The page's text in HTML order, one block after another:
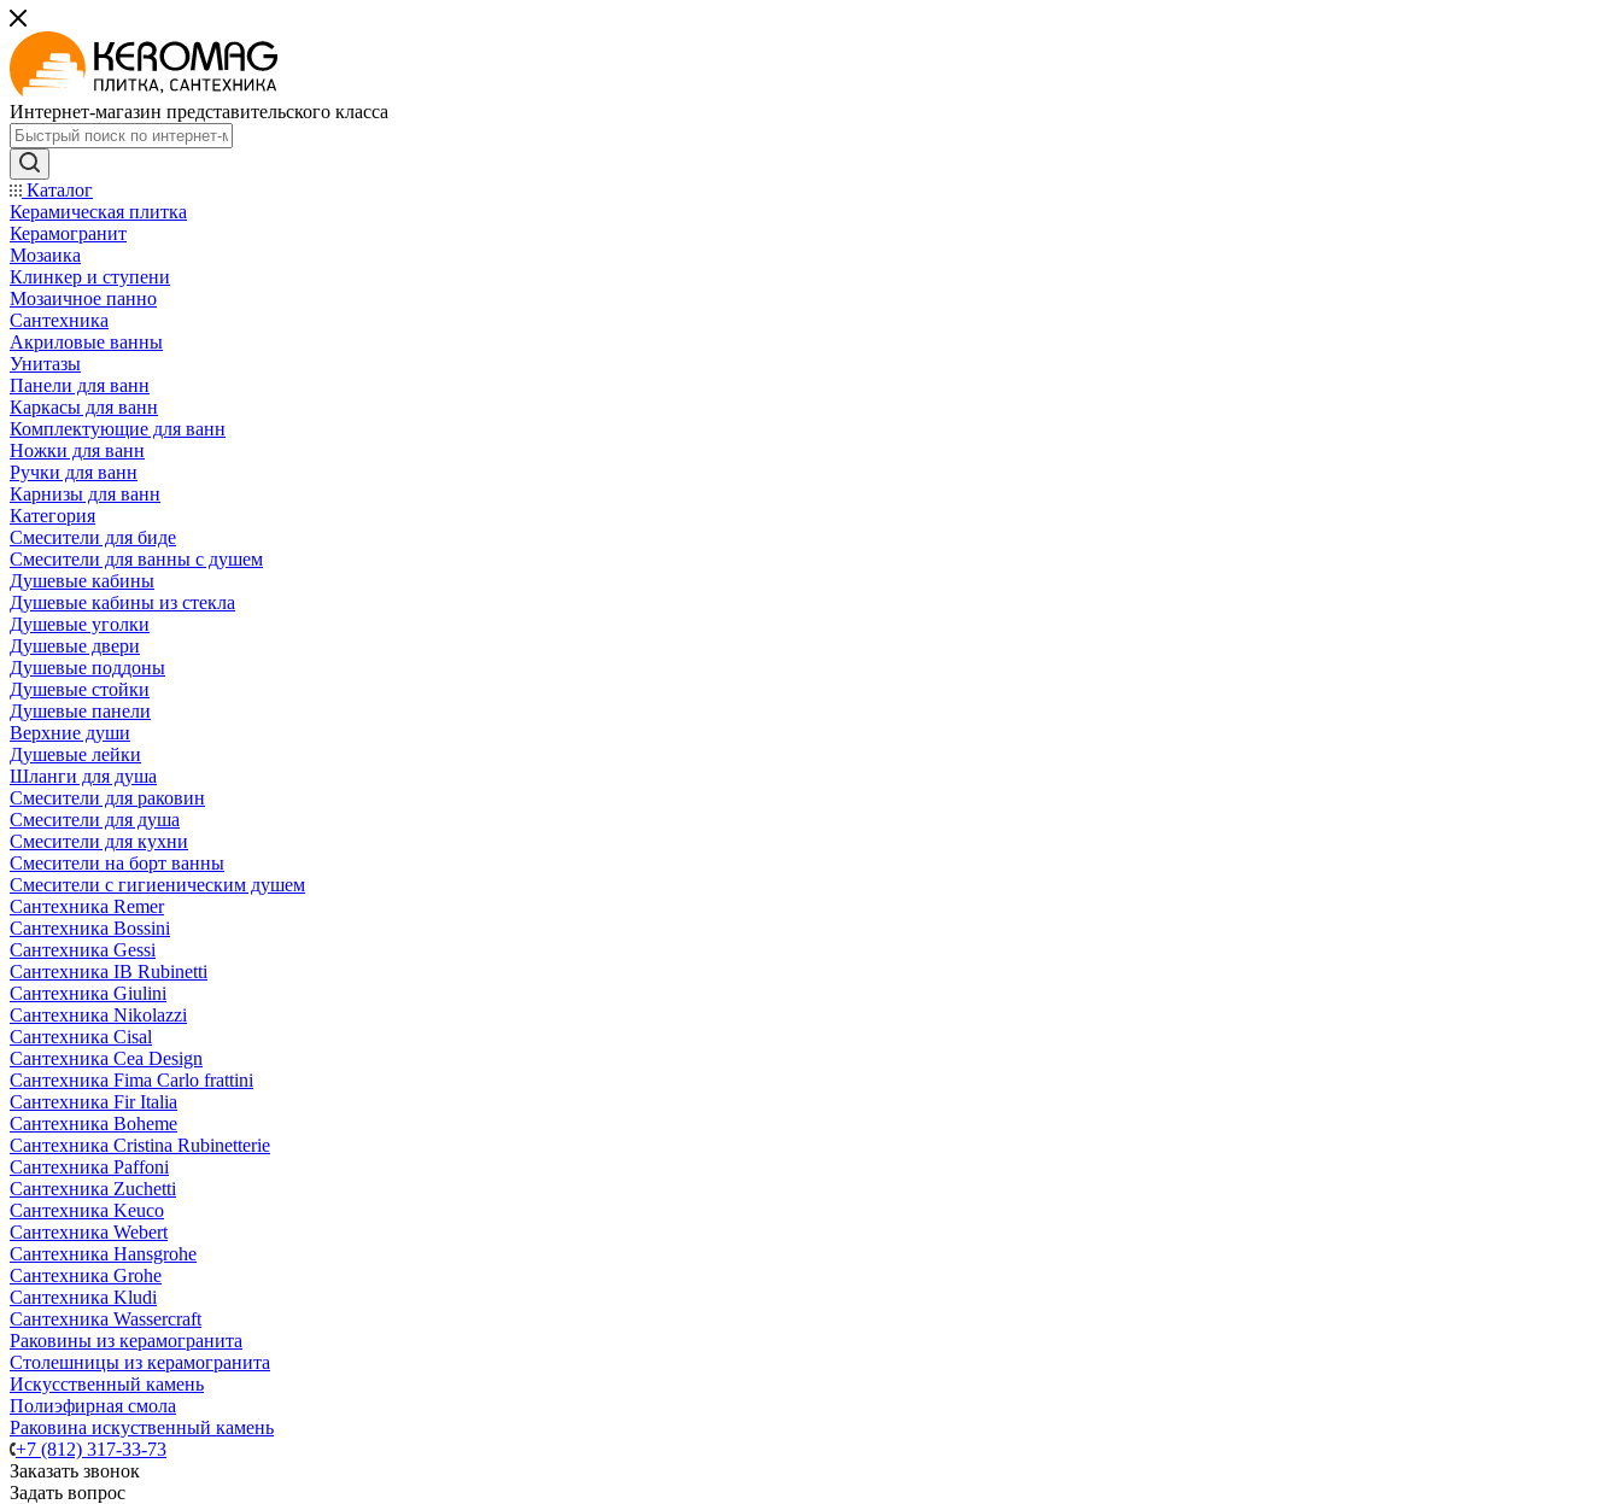
Интернет-магазин представительского класса
Каталог
Керамическая плитка
Керамогранит
Мозаика
Клинкер и ступени
Мозаичное панно
Сантехника
Акриловые ванны
Унитазы
Панели для ванн
Каркасы для ванн
Комплектующие для ванн
Ножки для ванн
Ручки для ванн
Карнизы для ванн
Категория
Смесители для биде
Смесители для ванны с душем
Душевые кабины
Душевые кабины из стекла
Душевые уголки
Душевые двери
Душевые поддоны
Душевые стойки
Душевые панели
Верхние души
Душевые лейки
Шланги для душа
Смесители для раковин
Смесители для душа
Смесители для кухни
Смесители на борт ванны
Смесители с гигиеническим душем
Сантехника Remer
Сантехника Bossini
Сантехника Gessi
Сантехника IB Rubinetti
Сантехника Giulini
Сантехника Nikolazzi
Сантехника Cisal
Сантехника Cea Design
Сантехника Fima Carlo frattini
Сантехника Fir Italia
Сантехника Boheme
Сантехника Cristina Rubinetterie
Сантехника Paffoni
Сантехника Zuchetti
Сантехника Keuco
Сантехника Webert
Сантехника Hansgrohe
Сантехника Grohe
Сантехника Kludi
Сантехника Wassercraft
Раковины из керамогранита
Столешницы из керамогранита
Искусственный камень
Полиэфирная смола
Раковина искуственный камень
+7 (812) 317-33-73
Заказать звонок
Задать вопрос